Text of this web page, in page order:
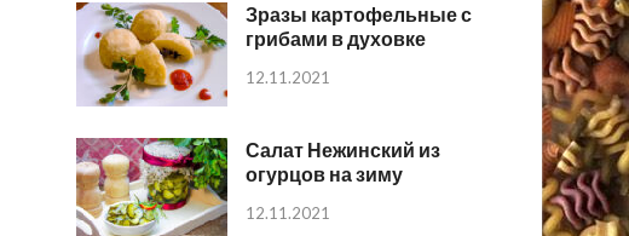
Зразы картофельные с
грибами в духовке
12.11.2021
Салат Нежинский из
огурцов на зиму
12.11.2021